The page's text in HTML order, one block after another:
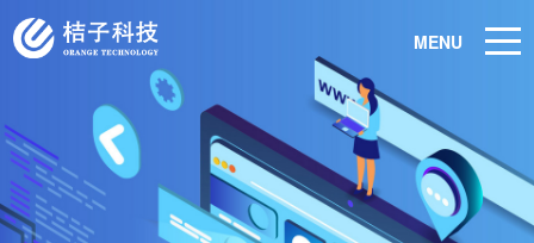
MENU